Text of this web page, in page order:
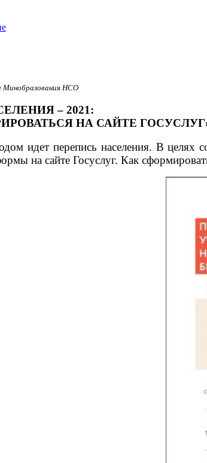
Минобразования НСО
– 2021:
НА САЙТЕ
идет перепись населения. В целях
на сайте Госуслуг. Как